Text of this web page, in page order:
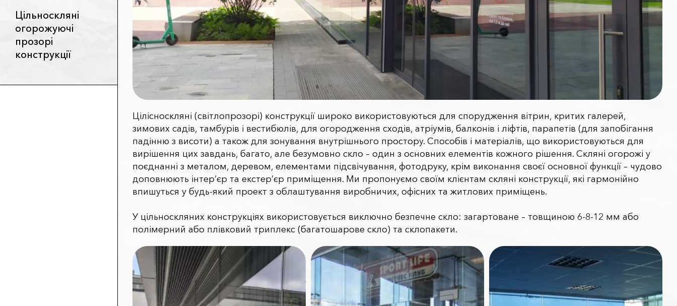
Цільноскляні
огорожуючі
прозорі
конструкції
Цілісноскляні (світлопрозорі) конструкції широко використовуються для спорудження вітрин, критих галерей,
зимових садів, тамбурів і вестибюлів, для огородження сходів, атріумів, балконів і ліфтів, парапетів (для запобігання
падінню з висоти) а також для зонування внутрішнього простору. Способів і матеріалів, що використовуються для
вирішення цих завдань, багато, але безумовно скло – один з основних елементів кожного рішення. Скляні огорожі у
поєднанні з металом, деревом, елементами підсвічування, фотодруку, крім виконання своєї основної функції – чудово
доповнюють інтер’єр та екстер’єр приміщення. Ми пропонуємо своїм клієнтам скляні конструкції, які гармонійно
впишуться у будь-який проект з облаштування виробничих, офісних та житлових приміщень.
У цільноскляних конструкціях використовується виключно безпечне скло: загартоване – товщиною 6-8-12 мм або
полімерний або плівковий триплекс (багатошарове скло) та склопакети.